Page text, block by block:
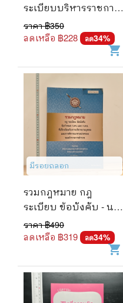
ระเบียบบริหารราชการ
ฝ่ายรัฐสภา
ราคา ฿350
ลดเหลือ ฿228 ลด34%
shopping_cart
มีรอยถลอก
รวมกฎหมาย กฎ
ระเบียบ ข้อบังคับ - นาย
วีรวิทย์ วิวัฒนวานิช
ราคา ฿490
ลดเหลือ ฿319 ลด34%
shopping_cart